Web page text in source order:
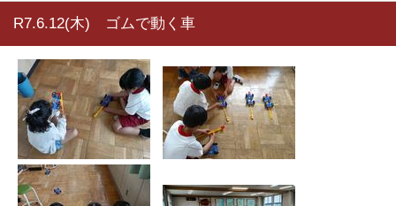
R7.6.12(木) ゴムで動く車